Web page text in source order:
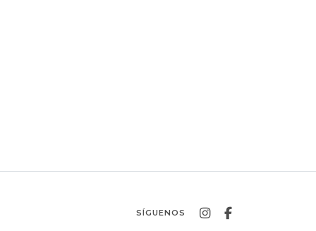
SÍGUENOS